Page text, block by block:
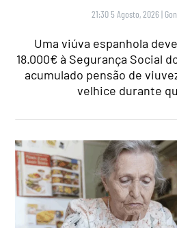
21:30 5 Agosto, 2026 |
Uma viúva espanhola
18.000€ à Segurança Social
acumulado pensão de
velhice durante